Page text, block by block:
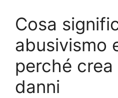
Cosa
abusivismo
perché
danni